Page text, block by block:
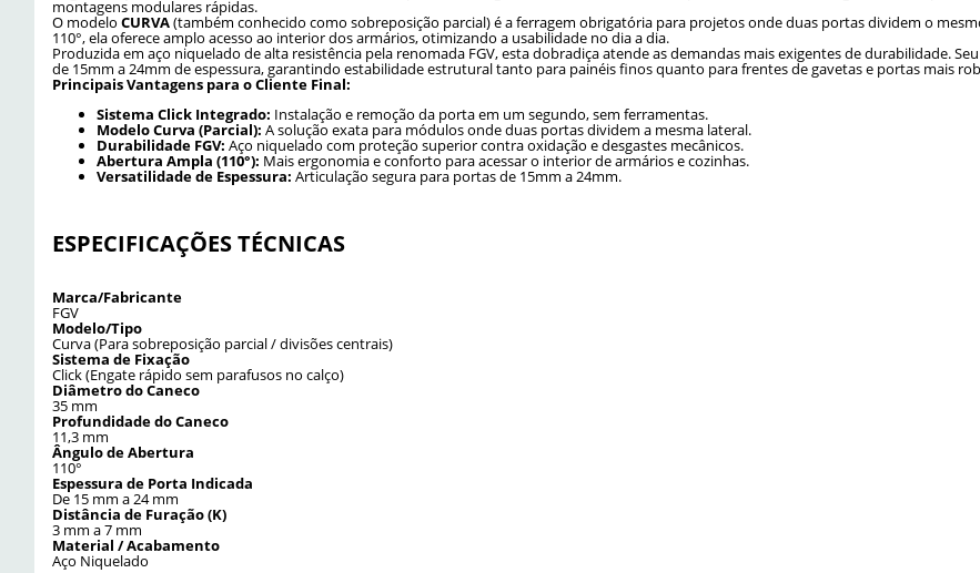
montagens modulares rápidas.
O modelo CURVA(também conhecido como sobreposição parcial) é a ferragem obrigatória para projetos onde duas portas dividem o
110°, ela oferece amplo acesso ao interior dos armários, otimizando a usabilidade no dia a dia.
Produzida em aço niquelado de alta resistência pela renomada FGV, esta dobradiça atende as demandas mais exigentes de durabilidade.
de 15mm a 24mm de espessura, garantindo estabilidade estrutural tanto para painéis finos quanto para frentes de gavetas e portas mais
Principais Vantagens para o Cliente Final:
Sistema Click Integrado: Instalação e remoção da porta em um segundo, sem ferramentas.
Modelo Curva (Parcial): A solução exata para módulos onde duas portas dividem a mesma lateral.
Durabilidade FGV: Aço niquelado com proteção superior contra oxidação e desgastes mecânicos.
Abertura Ampla (110°): Mais ergonomia e conforto para acessar o interior de armários e cozinhas.
Versatilidade de Espessura: Articulação segura para portas de 15mm a 24mm.
ESPECIFICAÇÕES TÉCNICAS
Marca/Fabricante
FGV
Modelo/Tipo
Curva (Para sobreposição parcial / divisões centrais)
Sistema de Fixação
Click (Engate rápido sem parafusos no calço)
Diâmetro do Caneco
35 mm
Profundidade do Caneco
11,3 mm
Ângulo de Abertura
110°
Espessura de Porta Indicada
De 15 mm a 24 mm
Distância de Furação (K)
3 mm a 7 mm
Material / Acabamento
Aço Niquelado